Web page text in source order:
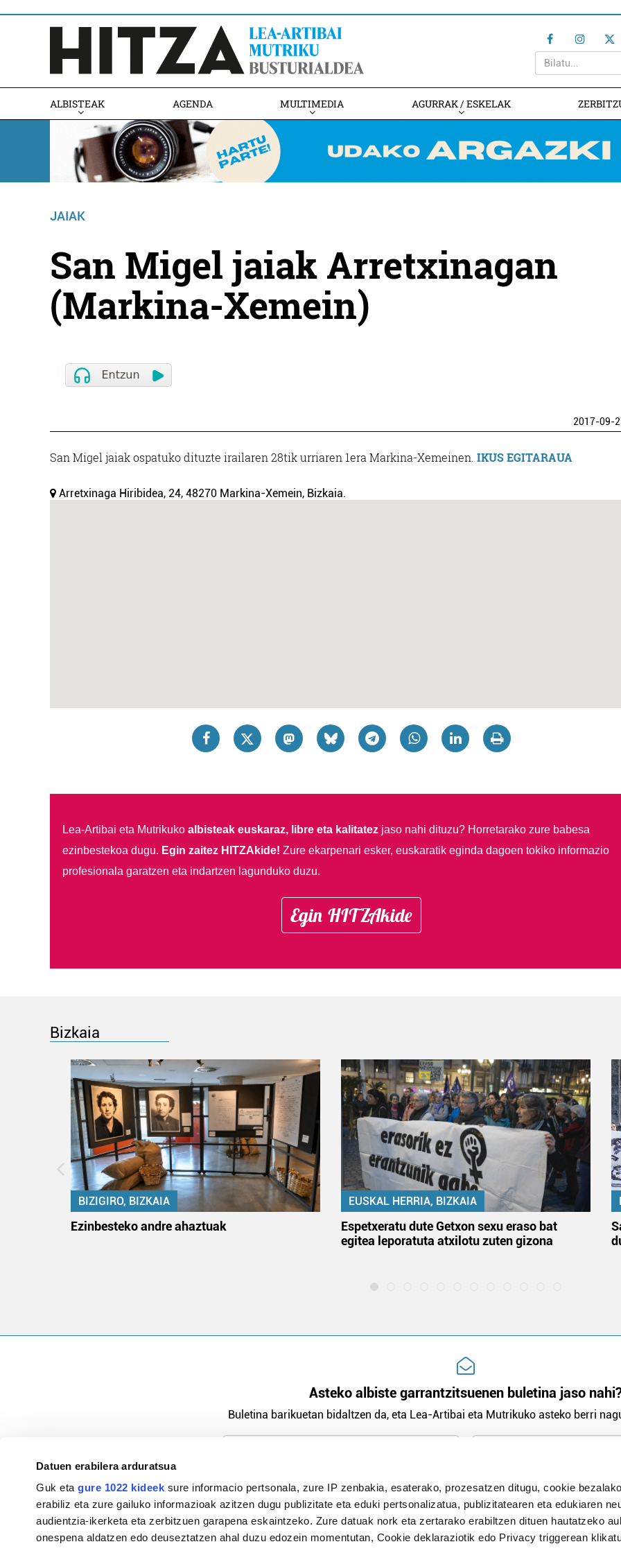
Datuen erabilera arduratsua
Guk etagure 1022 kideek sure informacio pertsonala, zure IP zenbakia, esaterako, prozesatzen ditugu, cookie
erabiliz eta zure gailuko informazioak azitzen dugu publizitate eta eduki pertsonalizatua, publizitatearen eta edukiaren
audientzia-ikerketa eta zerbitzuen garapena eskaintzeko. Zure datuak nork eta zertarako erabiltzen dituen hautatzeko
onespena aldatzen edo deuseztatzen ahal duzu edozein momentutan, Cookie deklaraziotik edo Privacy triggerean
ALBISTEAK AGENDA MULTIMEDIA AGURRAK / ESKELAK
JAIAK
San Migel jaiak Arretxinagan
(Markina-Xemein)
2017-09-
San Migel jaiak ospatuko dituzte irailaren 28tik urriaren 1era Markina-Xemeinen. IKUS EGITARAUA
Arretxinaga Hiribidea, 24, 48270 Markina-Xemein, Bizkaia.
Lea-Artibai eta Mutrikuko albisteak euskaraz, libre eta kalitatezjaso nahi dituzu? Horretarako zure babesa
ezinbestekoa dugu. Egin zaitez HITZAkide! Zure ekarpenari esker, euskaratik eginda dagoen tokiko informazio
profesionala garatzen eta indartzen lagunduko duzu.
Egin HITZAkide
Bizkaia
BIZIGIRO, BIZKAIA
Ezinbesteko andre ahaztuak
EUSKAL HERRIA, BIZKAIA
Espetxeratu dute Getxon sexu eraso bat
egitea leporatuta atxilotu zuten gizona
Asteko albiste garrantzitsuenen buletina jaso
Buletina barikuetan bidaltzen da, eta Lea-Artibai eta Mutrikuko asteko berri